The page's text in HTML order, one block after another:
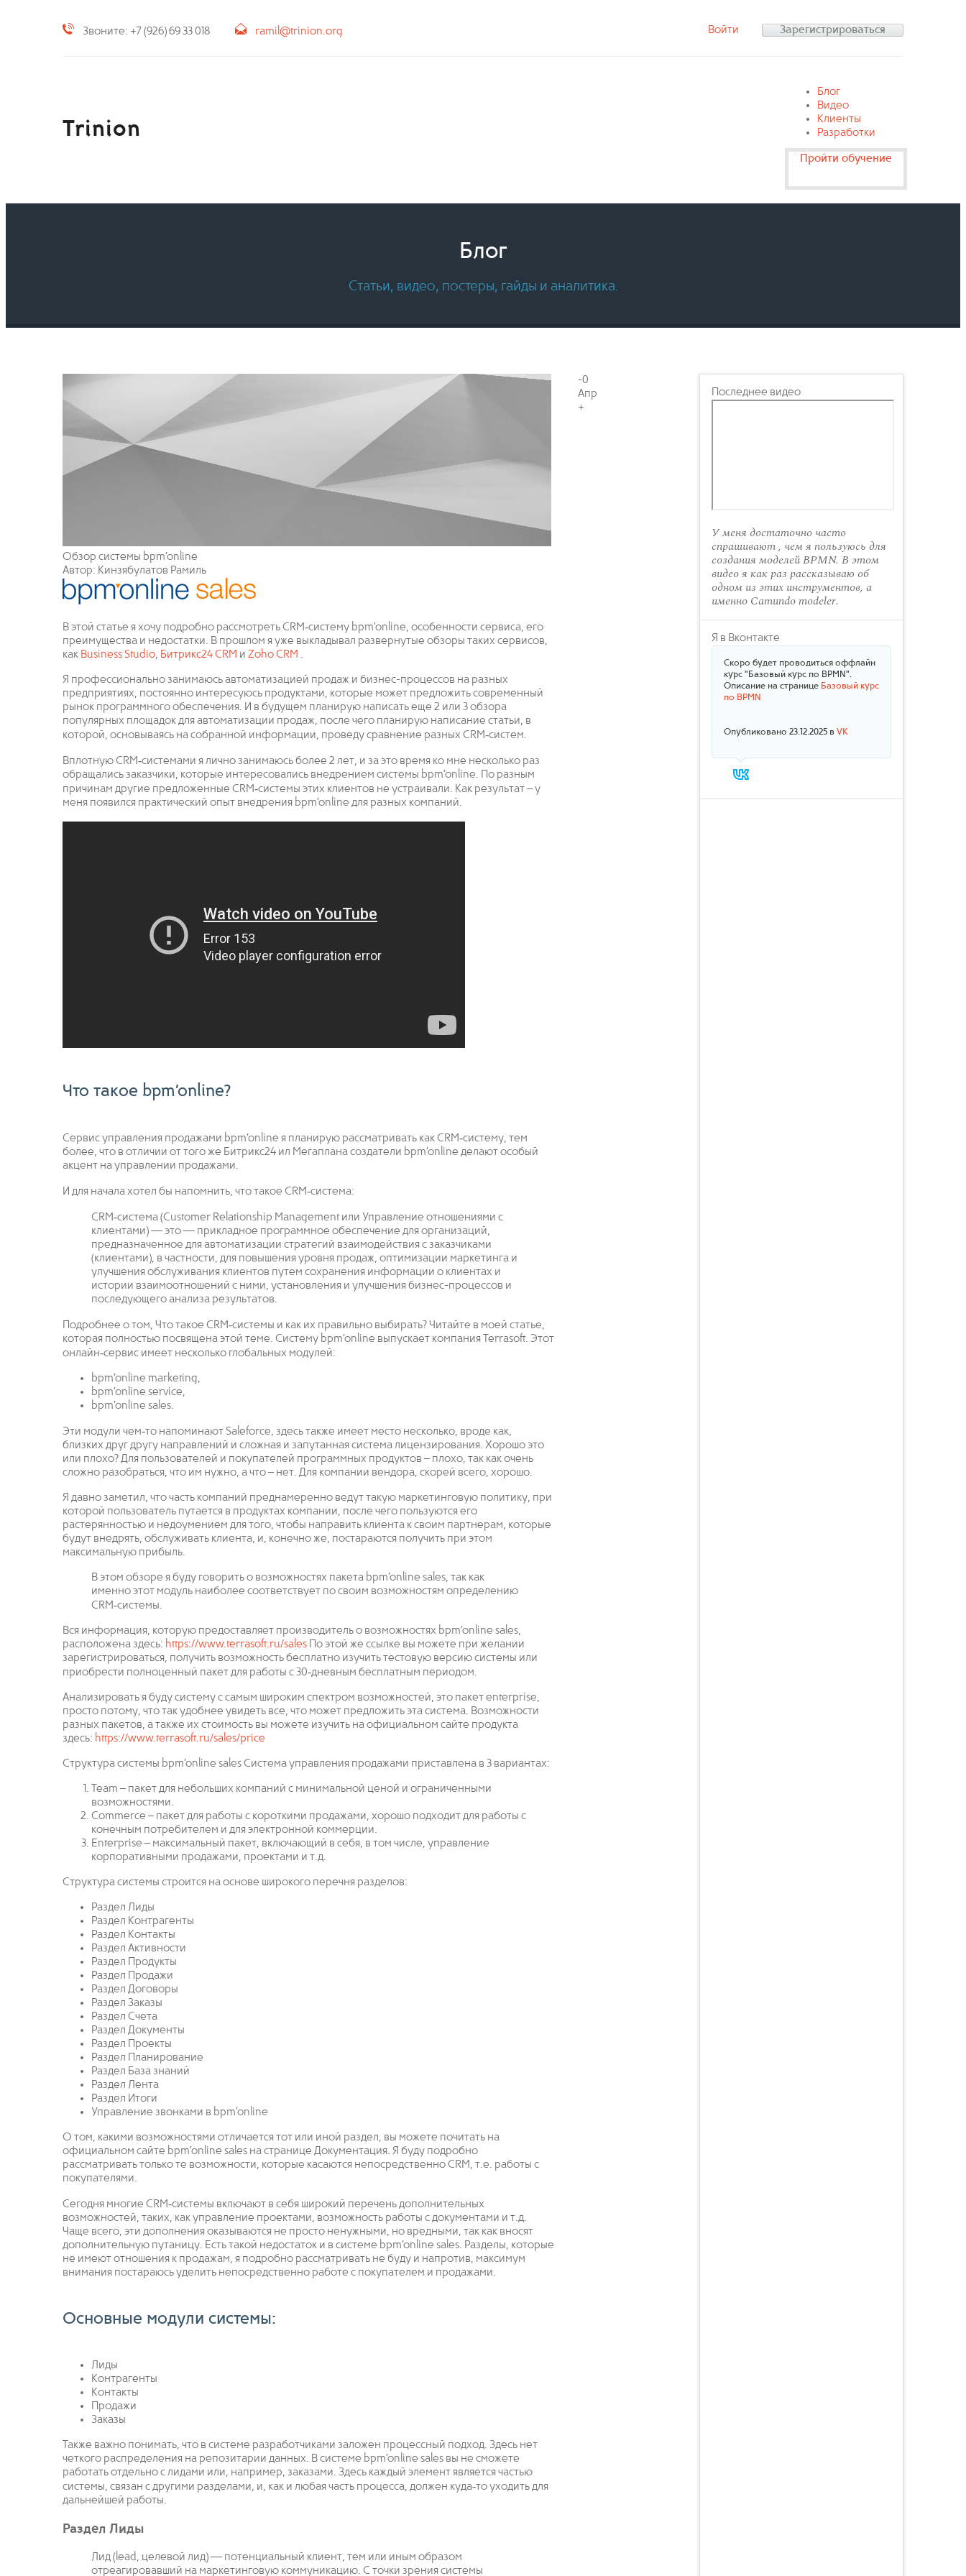
Звоните: +7 (926) 69 33 018 ramil@trinion.org Войти Зарегистрироваться
Trinion
Блог
Видео
Клиенты
Разработки
Пройти обучение
Блог
Статьи, видео, постеры, гайды и аналитика.
Обзор системы bpm’online
Автор: Кинзябулатов Рамиль
В этой статье я хочу подробно рассмотреть CRM‐систему bpm’online, особенности сервиса, его
преимущества и недостатки. В прошлом я уже выкладывал развернутые обзоры таких сервисов,
как Business Studio, Битрикс24 CRM и Zoho CRM .
Я профессионально занимаюсь автоматизацией продаж и бизнес-процессов на разных
предприятиях, постоянно интересуюсь продуктами, которые может предложить современный
рынок программного обеспечения. И в будущем планирую написать еще 2 или 3 обзора
популярных площадок для автоматизации продаж, после чего планирую написание статьи, в
которой, основываясь на собранной информации, проведу сравнение разных CRM‐систем.
Вплотную CRM‐системами я лично занимаюсь более 2 лет, и за это время ко мне несколько раз
обращались заказчики, которые интересовались внедрением системы bpm’online. По разным
причинам другие предложенные CRM‐системы этих клиентов не устраивали. Как результат – у
меня появился практический опыт внедрения bpm’online для разных компаний.
Что такое bpm’online?
Сервис управления продажами bpm’online я планирую рассматривать как CRM‐систему, тем
более, что в отличии от того же Битрикс24 ил Мегаплана создатели bpm’online делают особый
акцент на управлении продажами.
И для начала хотел бы напомнить, что такое CRM‐система:
CRM‐система (Customer Relationship Management или Управление отношениями с
клиентами) — это — прикладное программное обеспечение для организаций,
предназначенное для автоматизации стратегий взаимодействия с заказчиками
(клиентами), в частности, для повышения уровня продаж, оптимизации маркетинга и
улучшения обслуживания клиентов путем сохранения информации о клиентах и
истории взаимоотношений с ними, установления и улучшения бизнес-процессов и
последующего анализа результатов.
Подробнее о том, Что такое CRM‐системы и как их правильно выбирать? Читайте в моей статье,
которая полностью посвящена этой теме. Систему bpm’online выпускает компания Terrasoft. Этот
онлайн‐сервис имеет несколько глобальных модулей:
bpm’online marketing,
bpm’online service,
bpm’online sales.
Эти модули чем‐то напоминают Saleforce, здесь также имеет место несколько, вроде как,
близких друг другу направлений и сложная и запутанная система лицензирования. Хорошо это
или плохо? Для пользователей и покупателей программных продуктов – плохо, так как очень
сложно разобраться, что им нужно, а что – нет. Для компании вендора, скорей всего, хорошо.
Я давно заметил, что часть компаний преднамеренно ведут такую маркетинговую политику, при
которой пользователь путается в продуктах компании, после чего пользуются его
растерянностью и недоумением для того, чтобы направить клиента к своим партнерам, которые
будут внедрять, обслуживать клиента, и, конечно же, постараются получить при этом
максимальную прибыль.
В этом обзоре я буду говорить о возможностях пакета bpm’online sales, так как
именно этот модуль наиболее соответствует по своим возможностям определению
CRM‐системы.
Вся информация, которую предоставляет производитель о возможностях bpm’online sales,
расположена здесь: https://www.terrasoft.ru/sales
По этой же ссылке вы можете при желании
зарегистрироваться, получить возможность бесплатно изучить тестовую версию системы или
приобрести полноценный пакет для работы с 30‐дневным бесплатным периодом.
Анализировать я буду систему с самым широким спектром возможностей, это пакет enterprise,
просто потому, что так удобнее увидеть все, что может предложить эта система. Возможности
разных пакетов, а также их стоимость вы можете изучить на официальном сайте продукта
здесь: https://www.terrasoft.ru/sales/price
Структура системы bpm’online sales Система управления продажами приставлена в 3 вариантах:
Team – пакет для небольших компаний с минимальной ценой и ограниченными
возможностями.
Commerce – пакет для работы с короткими продажами, хорошо подходит для работы с
конечным потребителем и для электронной коммерции.
Enterprise – максимальный пакет, включающий в себя, в том числе, управление
корпоративными продажами, проектами и т.д.
Структура системы строится на основе широкого перечня разделов:
Раздел Лиды
Раздел Контрагенты
Раздел Контакты
Раздел Активности
Раздел Продукты
Раздел Продажи
Раздел Договоры
Раздел Заказы
Раздел Счета
Раздел Документы
Раздел Проекты
Раздел Планирование
Раздел База знаний
Раздел Лента
Раздел Итоги
Управление звонками в bpm’online
О том, какими возможностями отличается тот или иной раздел, вы можете почитать на
официальном сайте bpm’online sales на странице Документация. Я буду подробно
рассматривать только те возможности, которые касаются непосредственно CRM, т.е. работы с
покупателями.
Сегодня многие CRM‐системы включают в себя широкий перечень дополнительных
возможностей, таких, как управление проектами, возможность работы с документами и т.д.
Чаще всего, эти дополнения оказываются не просто ненужными, но вредными, так как вносят
дополнительную путаницу. Есть такой недостаток и в системе bpm’online sales. Разделы, которые
не имеют отношения к продажам, я подробно рассматривать не буду и напротив, максимум
внимания постараюсь уделить непосредственно работе с покупателем и продажами.
Основные модули системы:
Лиды
Контрагенты
Контакты
Продажи
Заказы
Также важно понимать, что в системе разработчиками заложен процессный подход. Здесь нет
четкого распределения на репозитарии данных. В системе bpm’online sales вы не сможете
работать отдельно с лидами или, например, заказами. Здесь каждый элемент является частью
системы, связан с другими разделами, и, как и любая часть процесса, должен куда‐то уходить для
дальнейшей работы.
Раздел Лиды
Лид (lead, целевой лид) — потенциальный клиент, тем или иным образом
отреагировавший на маркетинговую коммуникацию. С точки зрения системы
-0
Апр
+
Последнее видео
У меня достаточно часто
спрашивают , чем я пользуюсь для
создания моделей BPMN. В этом
видео я как раз рассказываю об
одном из этих инструментов, а
именно Camundo modeler.
Я в Вконтакте
Скоро будет проводиться оффлайн
курс "Базовый курс по BPMN".
Описание на странице Базовый курс
по BPMN
Опубликовано 23.12.2025 в VK